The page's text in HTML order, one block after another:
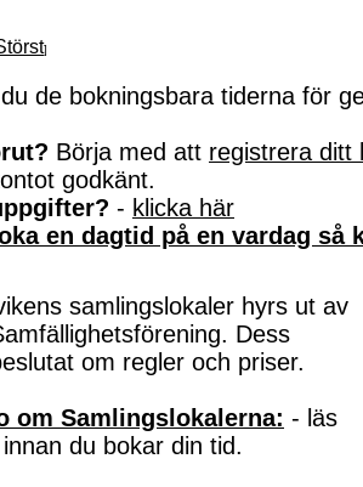
]
de bokningsbara tiderna för
Börja med att registrera ditt
godkänt.
- klicka här
en dagtid på en vardag så
samlingslokaler hyrs ut av
Dess
om regler och priser.
om Samlingslokalerna: - läs
du bokar din tid.